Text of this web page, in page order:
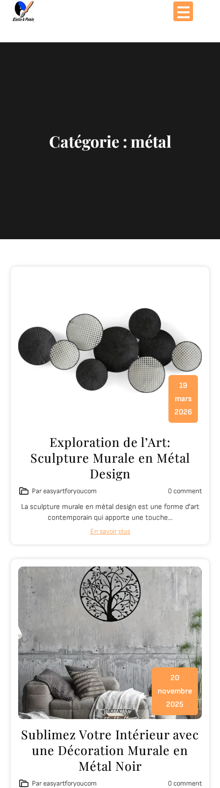
Passer
Catégorie :métal
19
mars
2026
Exploration de l’Art:
Sculpture Murale en Métal
Design
Par easyartforyoucom 0 comment
La sculpture murale en métal design est une forme d'art
contemporain qui apporte une touche…
En savoir plus
20
novembre
2025
Sublimez Votre Intérieur avec
une Décoration Murale en
Métal Noir
Par easyartforyoucom 0 comment